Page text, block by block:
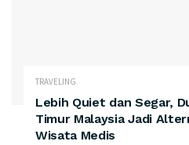
TRAVELING
​Lebih Quiet dan Segar,
Timur Malaysia Jadi
Wisata Medis